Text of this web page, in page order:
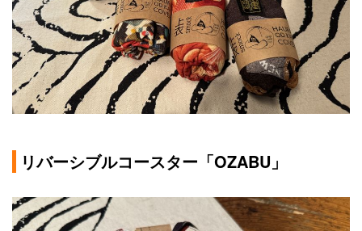
リバーシブルコースター「OZABU」